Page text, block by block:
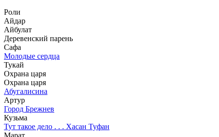
Роли
Айдар
Айбулат
Деревенский парень
Сафа
Молодые сердца
Тукай
Охрана царя
Охрана царя
Абугалисина
Артур
Город Брежнев
Кузьма
Тут такое дело . . . Хасан Туфан
Марат